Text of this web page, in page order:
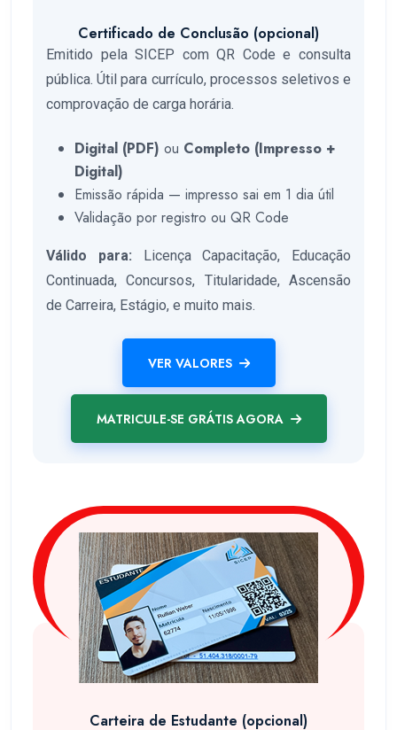
Certificado de Conclusão (opcional)
Emitido pela SICEP com QR Code e consulta
pública. Útil para currículo, processos seletivos e
comprovação de carga horária.
Digital (PDF) ou Completo (Impresso +
Digital)
Emissão rápida — impresso sai em 1 dia útil
Validação por registro ou QR Code
Válido para: Licença Capacitação, Educação
Continuada, Concursos, Titularidade, Ascensão
de Carreira, Estágio, e muito mais.
VER VALORES
MATRICULE-SE GRÁTIS AGORA
Carteira de Estudante (opcional)